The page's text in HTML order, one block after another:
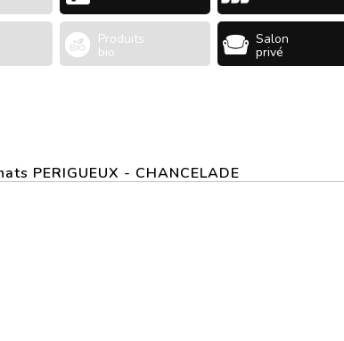
Produits
bio
Salon
privé
PERIGUEUX - CHANCELADE